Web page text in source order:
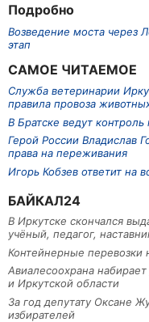
Подробно
Возведение моста через
этап
САМОЕ ЧИТАЕМОЕ
Служба ветеринарии
правила провоза
В Братске ведут контроль
Герой России Владислав
права на переживания
Игорь Кобзев ответит на
БАЙКАЛ24
В Иркутске скончался
учёный, педагог,
Контейнерные
Авиалесоохрана
и Иркутской области
За год депутату Оксане
избирателей